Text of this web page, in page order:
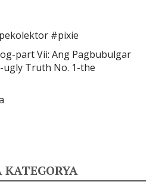
#pixie
part Vii: Ang Pagbubulgar
ugly Truth No. 1-the
KATEGORYA